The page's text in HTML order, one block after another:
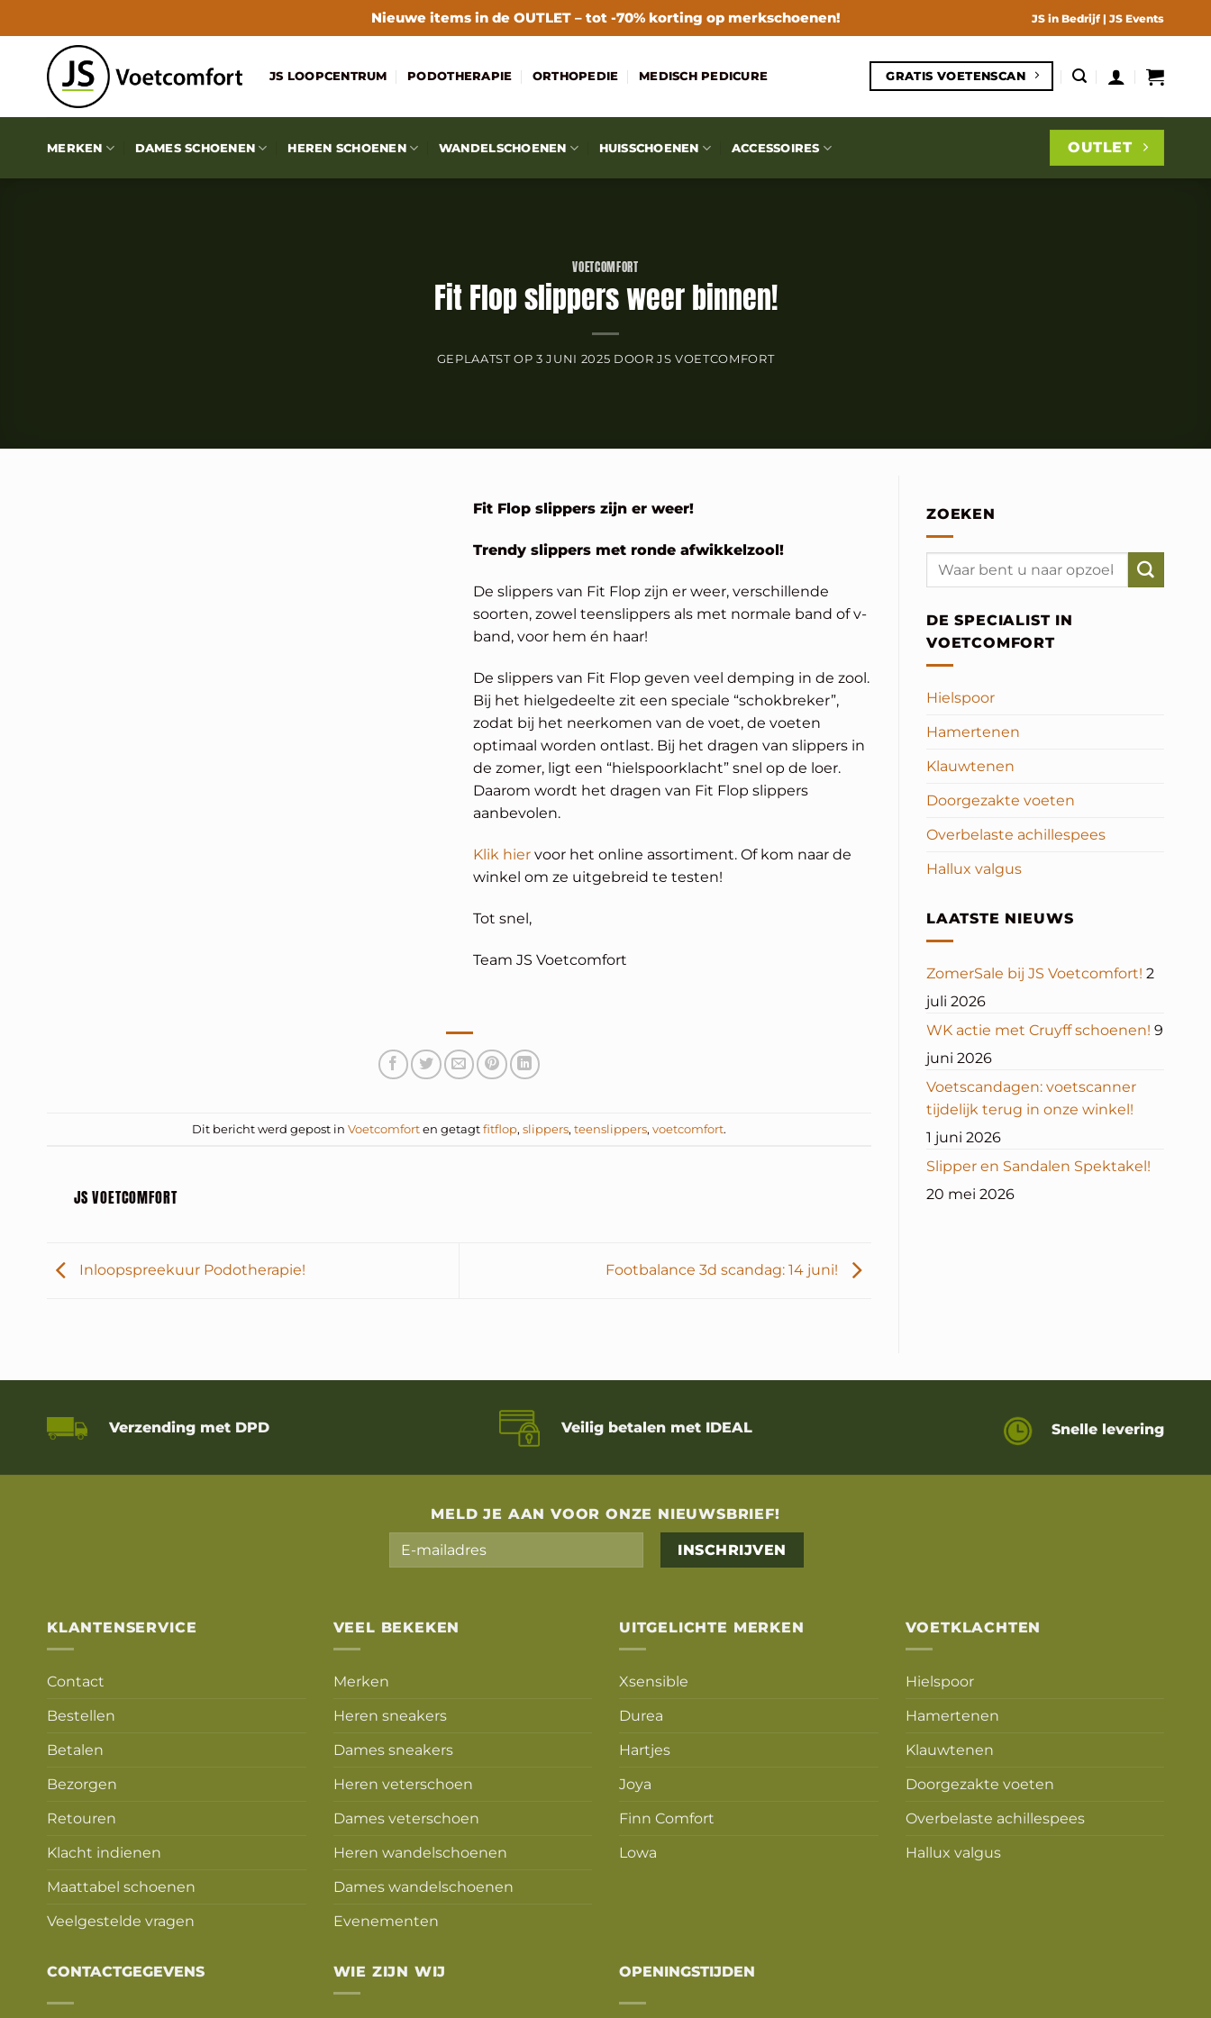
naar
Nieuwe items in de OUTLET– tot -70% korting op merkschoenen! JS in Bedrijf | JS Events
JS LOOPCENTRUM PODOTHERAPIE ORTHOPEDIE MEDISCH PEDICURE GRATIS VOETENSCAN
MERKEN DAMES SCHOENEN HEREN SCHOENEN WANDELSCHOENEN HUISSCHOENEN ACCESSOIRES OUTLET
VOETCOMFORT
Fit Flop slippers weer binnen!
GEPLAATST OP3 JUNI 2025 DOORJS VOETCOMFORT
Fit Flop slippers zijn er weer!
Trendy slippers met ronde afwikkelzool!
De slippers van Fit Flop zijn er weer, verschillende
soorten, zowel teenslippers als met normale band of v-
band, voor hem én haar!
De slippers van Fit Flop geven veel demping in de zool.
Bij het hielgedeelte zit een speciale “schokbreker”,
zodat bij het neerkomen van de voet, de voeten
optimaal worden ontlast. Bij het dragen van slippers in
de zomer, ligt een “hielspoorklacht” snel op de loer.
Daarom wordt het dragen van Fit Flop slippers
aanbevolen.
Klik hiervoor het online assortiment. Of kom naar de
winkel om ze uitgebreid te testen!
Tot snel,
Team JS Voetcomfort
Dit bericht werd gepost in Voetcomforten getagtfitflop, slippers, teenslippers, voetcomfort.
JS VOETCOMFORT
Inloopspreekuur Podotherapie! Footbalance 3d scandag: 14 juni!
ZOEKEN
DE SPECIALIST IN
VOETCOMFORT
Hielspoor
Hamertenen
Klauwtenen
Doorgezakte voeten
Overbelaste achillespees
Hallux valgus
LAATSTE NIEUWS
ZomerSale bij JS Voetcomfort! 2
juli 2026
WK actie met Cruyff schoenen! 9
juni 2026
Voetscandagen: voetscanner
tijdelijk terug in onze winkel!
1 juni 2026
Slipper en Sandalen Spektakel!
20 mei 2026
Verzending met DPD Veilig betalen met IDEAL Snelle levering
MELD JE AAN VOOR ONZE NIEUWSBRIEF!
KLANTENSERVICE
Contact
Bestellen
Betalen
Bezorgen
Retouren
Klacht indienen
Maattabel schoenen
Veelgestelde vragen
VEEL BEKEKEN
Merken
Heren sneakers
Dames sneakers
Heren veterschoen
Dames veterschoen
Heren wandelschoenen
Dames wandelschoenen
Evenementen
UITGELICHTE MERKEN
Xsensible
Durea
Hartjes
Joya
Finn Comfort
Lowa
VOETKLACHTEN
Hielspoor
Hamertenen
Klauwtenen
Doorgezakte voeten
Overbelaste achillespees
Hallux valgus
CONTACTGEGEVENS WIE ZIJN WIJ OPENINGSTIJDEN